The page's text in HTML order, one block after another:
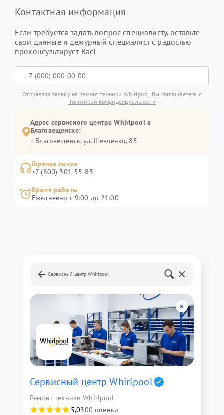
Контактная информация
Если требуется задать вопрос специалисту, оставьте
свои данные и дежурный специалист с радостью
проконсультирует Вас!
Отправляя заявку на ремонт техники Whirlpool, Вы соглашаетесь с
Политикой конфиденциальности
Адрес сервисного центра Whirlpool в
Благовещенске:
г. Благовещенск, ул. Шевченко, 85
Горячая линия
+7 (800) 301-55-83
Время работы
Ежедневно с 9:00 до 21:00
Сервисный центр Whirlpool
Сервисный центр Whirlpool
Ремонт техники Whirlpool
5,0300 оценки